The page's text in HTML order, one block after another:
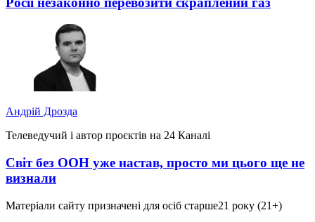
Андрій Дрозда
Телеведучий і автор проєктів на 24 Каналі
Світ без ООН уже настав, просто ми цього ще не
визнали
Матеріали сайту призначені для осіб старше21 року (21+)